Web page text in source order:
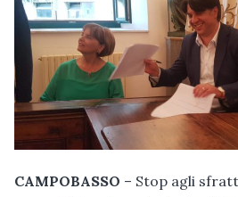
CAMPOBASSO – Stop agli